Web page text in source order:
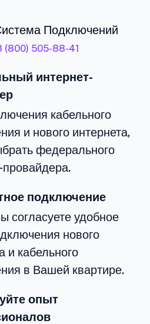
Подключений
(800) 505-88-41
интернет-
кабельного
и нового интернета,
федерального
провайдера.
подключение
согласуете удобное
нового
и кабельного
в Вашей квартире.
опыт